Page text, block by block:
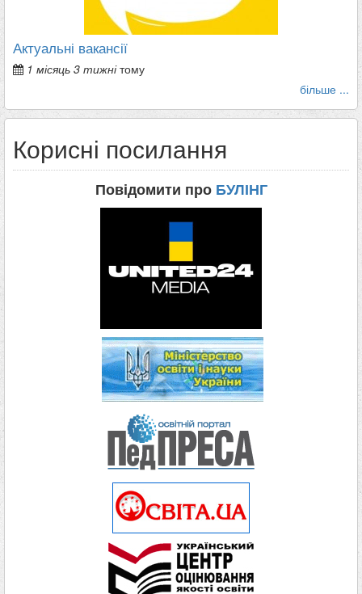
Актуальні вакансії
1 місяць 3 тижнітому
більше ...
Корисні посилання
Повідомити про БУЛІНГ